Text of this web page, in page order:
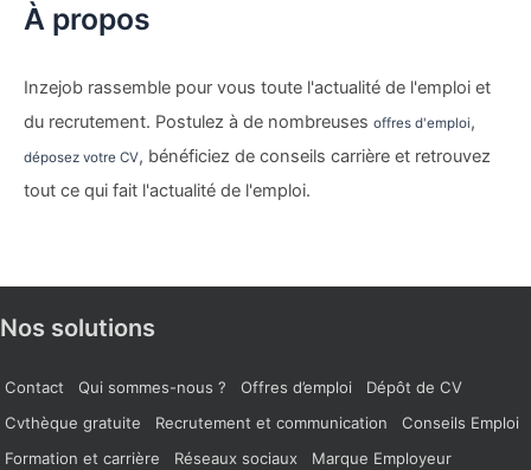
À propos
Inzejob rassemble pour vous toute l'actualité de l'emploi et
du recrutement. Postulez à de nombreuses offres d'emploi,
déposez votre CV, bénéficiez de conseils carrière et retrouvez
tout ce qui fait l'actualité de l'emploi.
Nos solutions
Contact Qui sommes-nous ? Offres d’emploi
Dépôt de CV
Cvthèque gratuite
Recrutement et communication
Conseils Emploi
Formation et carrière
Réseaux sociaux
Marque Employeur